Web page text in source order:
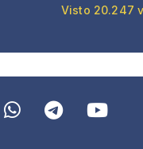
Visto 20.247